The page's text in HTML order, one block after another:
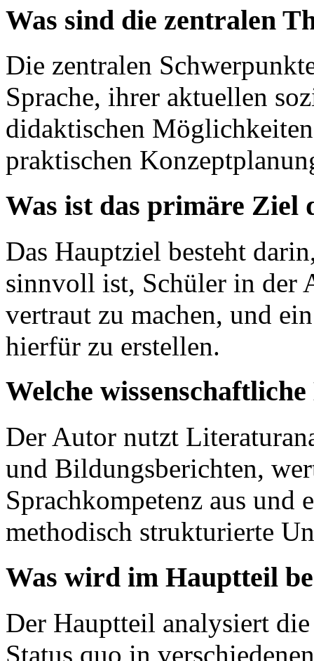
Was sind die zentralen
Die zentralen
Sprache, ihrer aktuellen
didaktischen
praktischen
Was ist das primäre Ziel
Das Hauptziel besteht
sinnvoll ist, Schüler in der
vertraut zu machen, und
hierfür zu erstellen.
Welche
Der Autor nutzt
und Bildungsberichten,
Sprachkompetenz aus und
methodisch strukturierte
Was wird im Hauptteil
Der Hauptteil analysiert
Status quo in